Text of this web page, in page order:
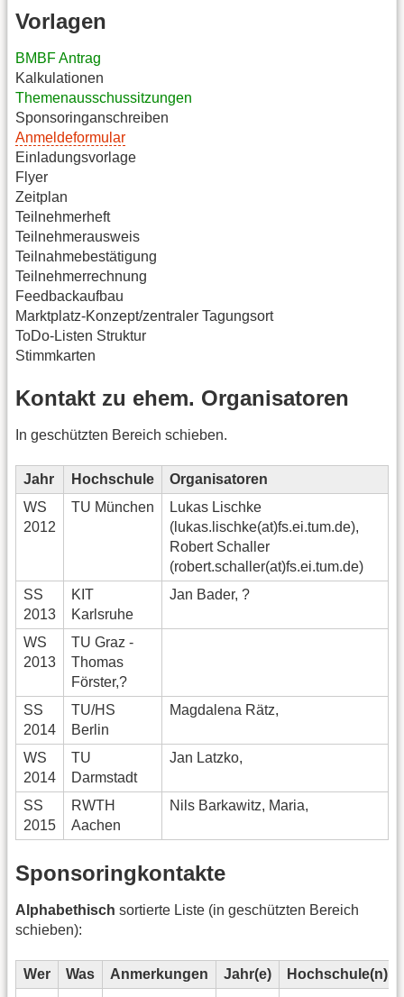
Vorlagen
BMBF Antrag
Kalkulationen
Themenausschussitzungen
Sponsoringanschreiben
Anmeldeformular
Einladungsvorlage
Flyer
Zeitplan
Teilnehmerheft
Teilnehmerausweis
Teilnahmebestätigung
Teilnehmerrechnung
Feedbackaufbau
Marktplatz-Konzept/zentraler Tagungsort
ToDo-Listen Struktur
Stimmkarten
Kontakt zu ehem. Organisatoren
In geschützten Bereich schieben.
Jahr Hochschule
Organisatoren
WS
2012
TU München
Lukas Lischke
(lukas.lischke(at)fs.ei.tum.de),
Robert Schaller
(robert.schaller(at)fs.ei.tum.de)
SS
2013
KIT
Karlsruhe
Jan Bader, ?
WS
2013
TU Graz -
Thomas
Förster,?
SS
2014
TU/HS
Berlin
Magdalena Rätz,
WS
2014
TU
Darmstadt
Jan Latzko,
SS
2015
RWTH
Aachen
Nils Barkawitz, Maria,
Sponsoringkontakte
Alphabethisch sortierte Liste (in geschützten Bereich
schieben):
Wer Was Anmerkungen Jahr(e) Hochschule(n)